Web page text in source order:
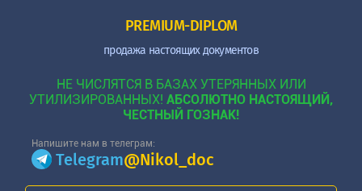
PREMIUM-DIPLOM
продажа настоящих документов
НЕ ЧИСЛЯТСЯ В БАЗАХ УТЕРЯННЫХ ИЛИ
УТИЛИЗИРОВАННЫХ! АБСОЛЮТНО НАСТОЯЩИЙ,
ЧЕСТНЫЙ ГОЗНАК!
Напишите нам в телеграм:
Telegram@Nikol_doc